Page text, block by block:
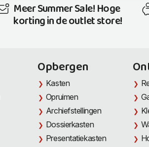
Meer Summer Sale! Hoge
korting in de outlet store!
Opbergen
Kasten
Opruimen
Archiefstellingen
Dossierkasten
Presentatiekasten